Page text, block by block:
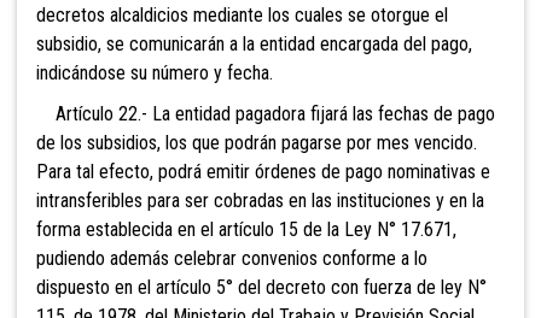
decretos alcaldicios mediante los cuales se otorgue el
subsidio, se comunicarán a la entidad encargada del pago,
indicándose su número y fecha.
Artículo 22.- La entidad pagadora fijará las fechas de pago
de los subsidios, los que podrán pagarse por mes vencido.
Para tal efecto, podrá emitir órdenes de pago nominativas e
intransferibles para ser cobradas en las instituciones y en la
forma establecida en el artículo 15 de la Ley N° 17.671,
pudiendo además celebrar convenios conforme a lo
dispuesto en el artículo 5° del decreto con fuerza de ley N°